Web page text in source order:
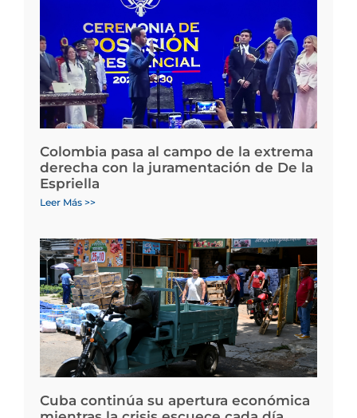
Colombia pasa al campo de la extrema
derecha con la juramentación de De la
Espriella
Leer Más >>
Cuba continúa su apertura económica